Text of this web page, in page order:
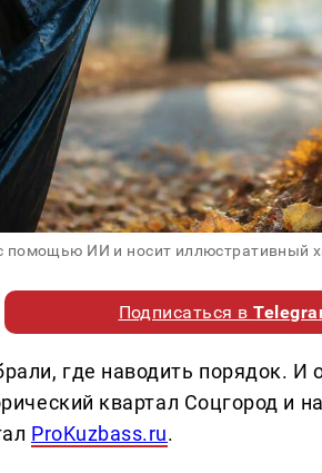
помощью ИИ и носит иллюстративный
Подписаться в
где наводить порядок. И
квартал Соцгород и
ProKuzbass.ru.